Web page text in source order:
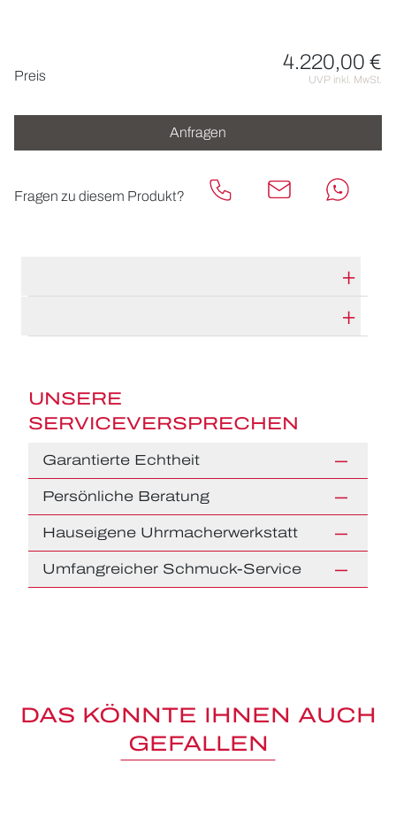
Preis
4.220,00 €
UVP inkl. MwSt.
Anfragen
Fragen zu diesem Produkt?
HERSTELLERBESCHREIBUNG
UNSERE
SERVICEVERSPRECHEN
Garantierte Echtheit
Persönliche Beratung
Hauseigene Uhrmacherwerkstatt
Umfangreicher Schmuck-Service
DAS KÖNNTE IHNEN AUCH
GEFALLEN